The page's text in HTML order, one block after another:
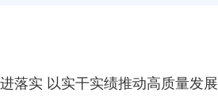
落实 以实干实绩推动高质量发展